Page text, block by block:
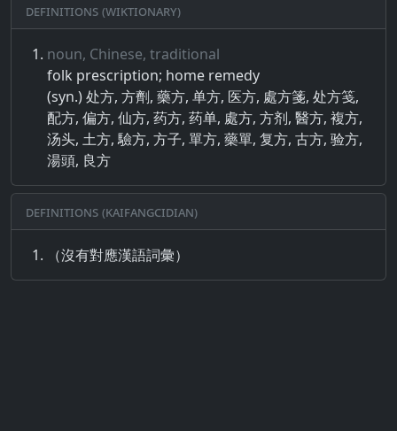
Definitions (Wiktionary)
noun, Chinese, traditional
folk prescription; home remedy
(syn.) 处方, 方劑, 藥方, 单方, 医方, 處方箋, 处方笺,
配方, 偏方, 仙方, 药方, 药单, 處方, 方剂, 醫方, 複方,
汤头, 土方, 驗方, 方子, 單方, 藥單, 复方, 古方, 验方,
湯頭, 良方
Definitions (Kaifangcidian)
（沒有對應漢語詞彙）